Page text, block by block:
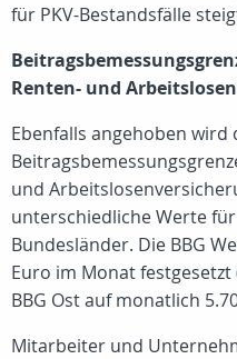
für PKV-Bestandsfälle
Renten- und
Ebenfalls angehoben wird
und
unterschiedliche Werte
Bundesländer. Die BBG
Euro im Monat
BBG Ost auf monatlich
Mitarbeiter und